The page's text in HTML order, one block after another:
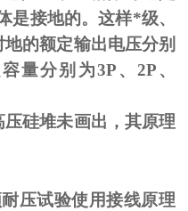
是接地的。这样*级、
的额定输出电压分别
量分别为3P、2P、
硅堆未画出，其原理
压试验使用接线原理